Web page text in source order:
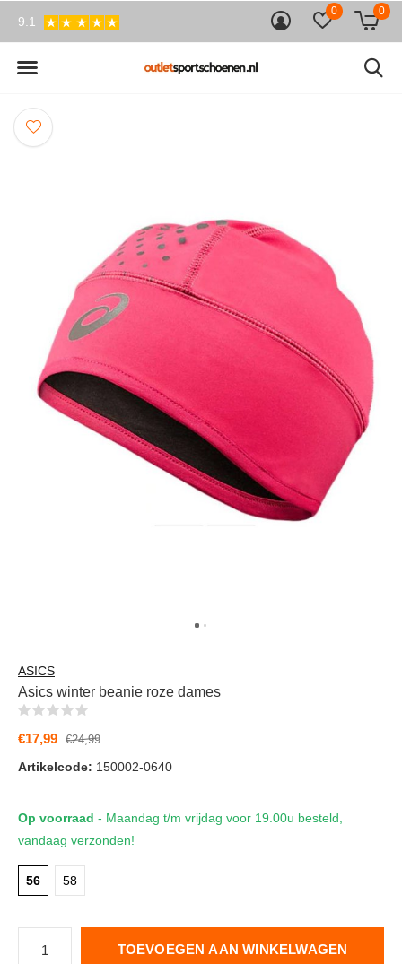
0 0
9.1
ASICS
Asics winter beanie roze dames
€17,99 €24,99
Artikelcode: 150002-0640
Op voorraad - Maandag t/m vrijdag voor 19.00u besteld,
vandaag verzonden!
56 58
TOEVOEGEN AAN WINKELWAGEN